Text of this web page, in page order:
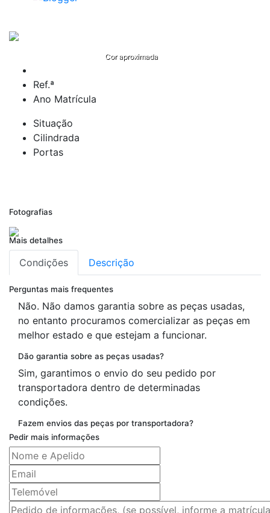
Cor aproximada
Ref.ª
Ano Matrícula
Situação
Cilindrada
Portas
Fotografias
Mais detalhes
Condições Descrição
Perguntas mais frequentes
Não. Não damos garantia sobre as peças usadas,
no entanto procuramos comercializar as peças em
melhor estado e que estejam a funcionar.
Dão garantia sobre as peças usadas?
Sim, garantimos o envio do seu pedido por
transportadora dentro de determinadas
condições.
Fazem envios das peças por transportadora?
Pedir mais informações